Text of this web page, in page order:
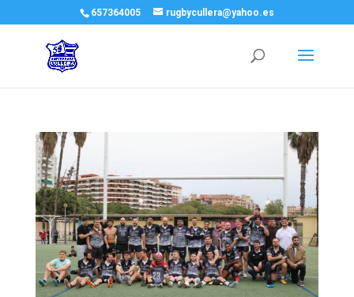
657364005 rugbycullera@yahoo.es